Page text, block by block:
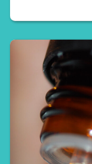
juillet